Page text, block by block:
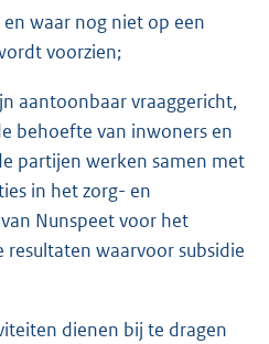
waar nog niet op een
voorzien;
aantoonbaar vraaggericht,
behoefte van inwoners en
partijen werken samen met
in het zorg- en
Nunspeet voor het
resultaten waarvoor subsidie
dienen bij te dragen